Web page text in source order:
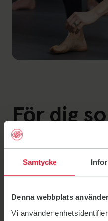
Samtycke
Denna webbplats
Vi använder
För dig
medlem
Här hittar du information
Friskis Västerås.